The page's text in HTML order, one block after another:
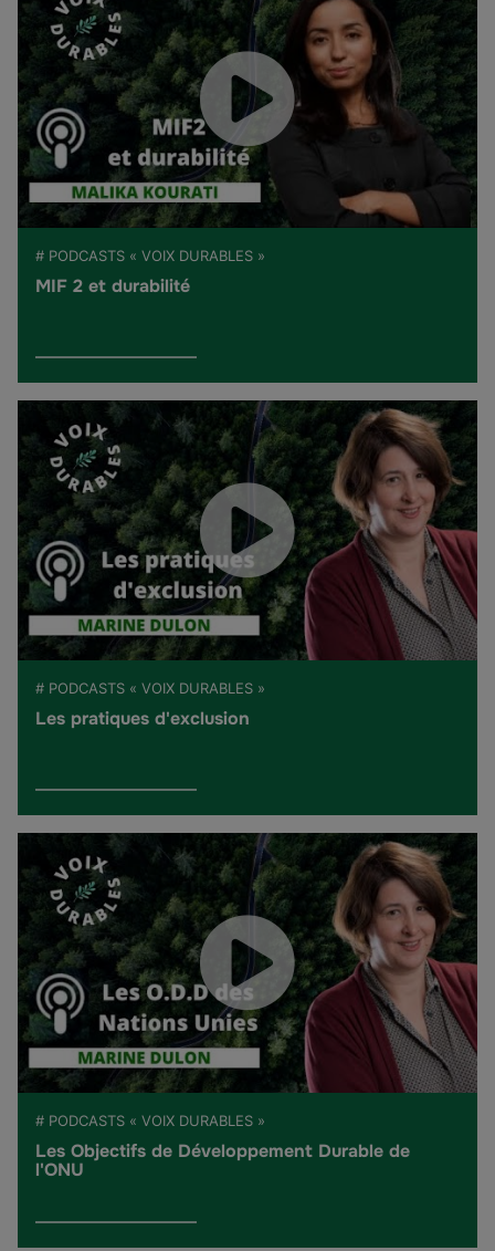
# PODCASTS « VOIX DURABLES »
MIF 2 et durabilité
# PODCASTS « VOIX DURABLES »
Les pratiques d'exclusion
# PODCASTS « VOIX DURABLES »
Les Objectifs de Développement Durable de
l'ONU